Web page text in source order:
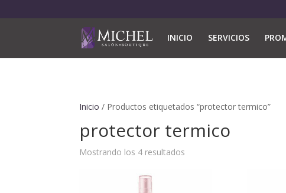
INICIO SERVICIOS
Inicio / Productos etiquetados “protector termico”
protector termico
Mostrando los 4 resultados